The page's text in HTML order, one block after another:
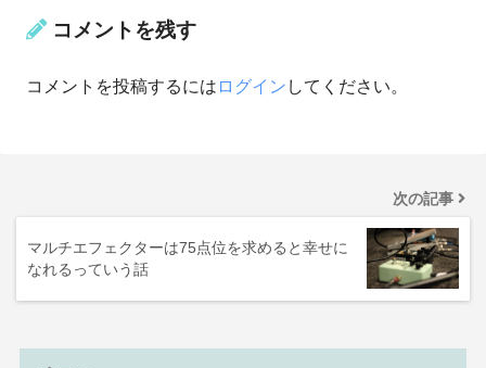
コメントを残す
コメントを投稿するには ログイン してください。
次の記事
マルチエフェクターは75点位を求めると幸せに
なれるっていう話